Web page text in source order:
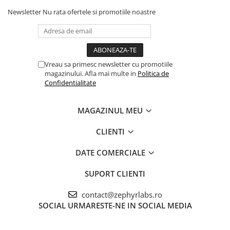
cauza umflarea dopului de cerumen şi apariţia unei stări de
disconfort. În acest caz, adresativa-ma medicului dumneavoastra.
Se recomandă să utilizaţi AUDISPRAY JUNIOR în decurs de un an
de la prima utilizare a flaconului.
Newsletter Nu rata ofertele si promotiile noastre
Vreau sa primesc newsletter cu promotiile
magazinului. Afla mai multe in Politica de
Confidentialitate
MAGAZINUL MEU
CLIENTI
DATE COMERCIALE
SUPORT CLIENTI
contact@zephyrlabs.ro
SOCIAL URMARESTE-NE IN SOCIAL MEDIA